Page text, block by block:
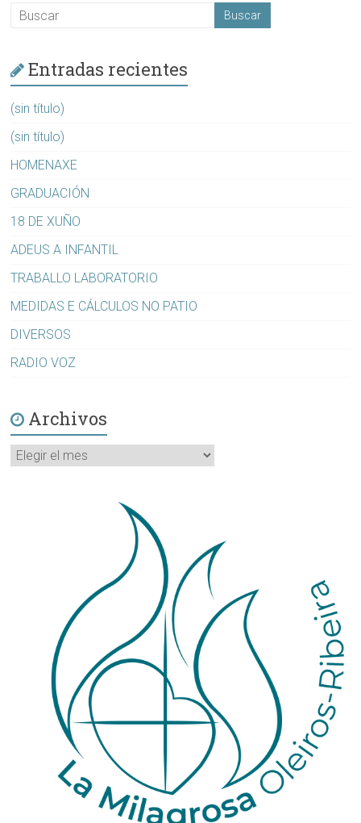
Entradas recientes
(sin título)
(sin título)
HOMENAXE
GRADUACIÓN
18 DE XUÑO
ADEUS A INFANTIL
TRABALLO LABORATORIO
MEDIDAS E CÁLCULOS NO PATIO
DIVERSOS
RADIO VOZ
Archivos
Archivos